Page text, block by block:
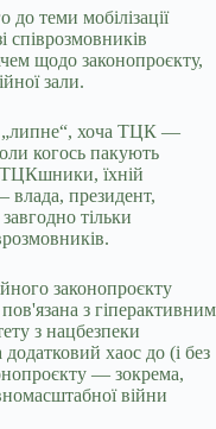
теми мобілізації
щодо законопроєкту,
зали.
„липне“, хоча ТЦК —
когось пакують
ТЦКшники, їхній
влада, президент,
тільки
законопроєкту
з гіперактивним
з нацбезпеки
хаос до (і без
— зокрема,
війни